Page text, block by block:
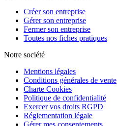
Créer son entreprise
Gérer son entreprise
Fermer son entreprise
Toutes nos fiches pratiques
Notre société
Mentions légales
Conditions générales de vente
Charte Cookies
Politique de confidentialité
Exercer vos droits RGPD
Réglementation légale
Gérer mes consentements